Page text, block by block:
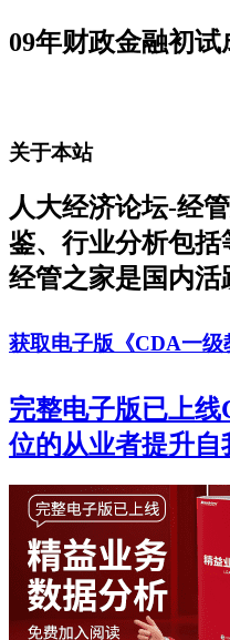
09年财政金融初试
关于本站
人大经济论坛-经
鉴、行业分析包括
经管之家是国内
获取电子版《CDA一级
完整电子版已上
位的从业者提升自